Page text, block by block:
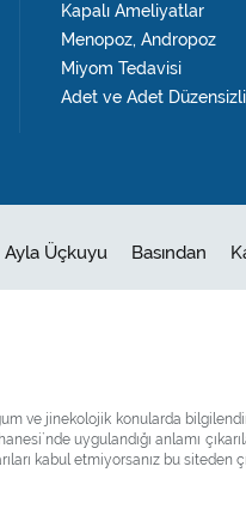
Kapalı Ameliyatlar
Menopoz, Andropoz
Miyom Tedavisi
Adet ve Adet
Ayla Üçkuyu Basından
ve jinekolojik konularda
uygulandığı anlamı
kabul etmiyorsanız bu siteden